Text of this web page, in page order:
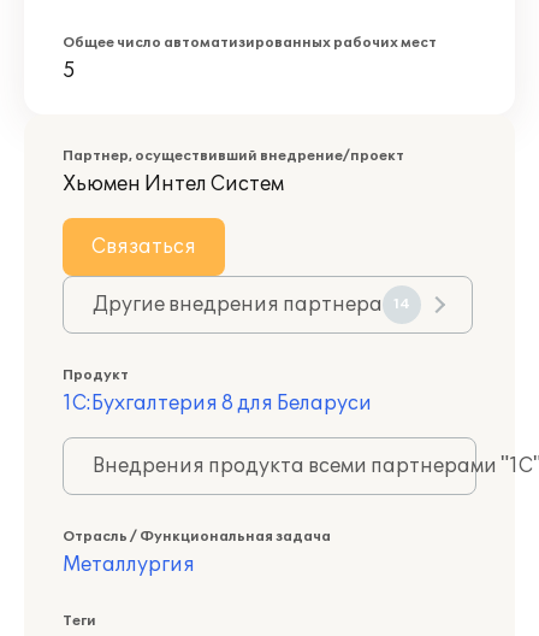
Общее число автоматизированных рабочих мест
5
Партнер, осуществивший внедрение/проект
Хьюмен Интел Систем
Связаться
Другие внедрения партнера 14
Продукт
1С:Бухгалтерия 8 для Беларуси
Внедрения продукта всеми партнерами
Отрасль / Функциональная задача
Металлургия
Теги